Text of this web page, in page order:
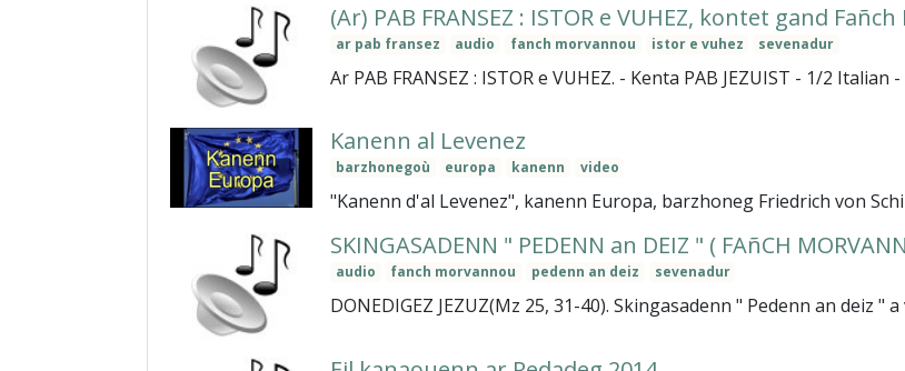
(Ar) PAB FRANSEZ : ISTOR e VUHEZ, kontet gand Fañch
ar pab fransez audio fanch morvannou istor e vuhez sevenadur
Ar PAB FRANSEZ : ISTOR e VUHEZ. - Kenta PAB JEZUIST - 1/2
Kanenn al Levenez
barzhonegoù europa kanenn video
"Kanenn d'al Levenez", kanenn Europa, barzhoneg Friedrich von
SKINGASADENN " PEDENN an DEIZ " ( FAñCH
audio fanch morvannou pedenn an deiz sevenadur
DONEDIGEZ JEZUZ(Mz 25, 31-40). Skingasadenn " Pedenn an deiz "